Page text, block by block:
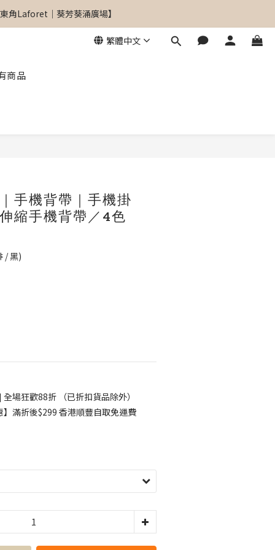
角Laforet｜葵芳葵涌廣場】
角Laforet｜葵芳葵涌廣場】
繁體中文
商品
手機背帶｜手機掛
縮手機背帶／4色
/ 黑)
場狂歡88折 （已折扣貨品除外）
滿折後$299 香港順豐自取免運費